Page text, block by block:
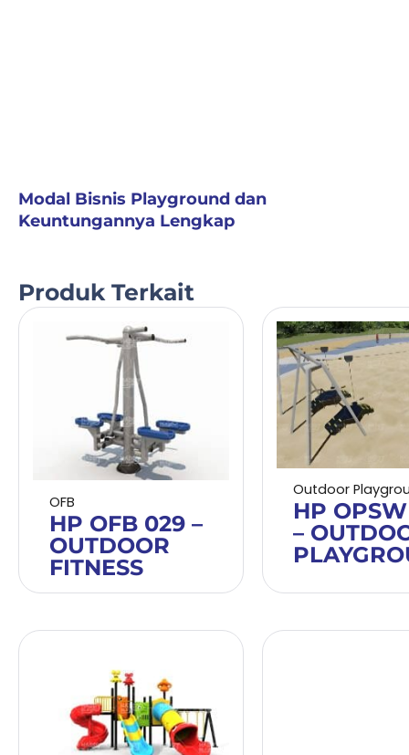
Modal Bisnis Playground dan
Keuntungannya Lengkap
Produk Terkait
OFB
HP OFB 029 –
OUTDOOR
FITNESS
Outdoor
HP
–